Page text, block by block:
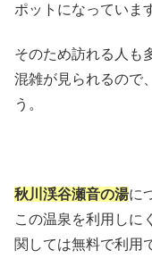
ポットになっていま
そのため訪れる人も
混雑が見られるので
う。
秋川渓谷瀬音の湯に
この温泉を利用しに
関しては無料で利用